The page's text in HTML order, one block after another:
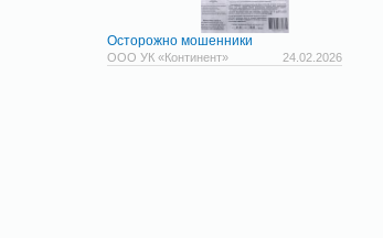
Осторожно мошенники
ООО УК «Континент» 24.02.2026